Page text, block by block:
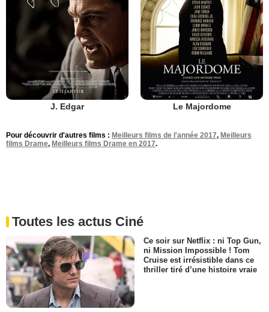
J. Edgar Le Majordome
Pour découvrir d'autres films : Meilleurs films de l'année 2017, Meilleurs
films Drame, Meilleurs films Drame en 2017.
Toutes les actus Ciné
Ce soir sur Netflix : ni Top Gun,
ni Mission Impossible ! Tom
Cruise est irrésistible dans ce
thriller tiré d’une histoire vraie